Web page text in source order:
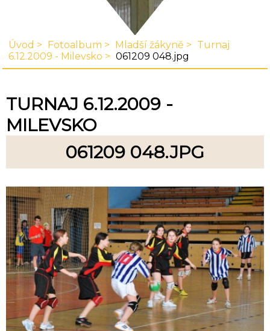
Úvod Fotoalbum Mladší žákyně
Turnaj
6.12.2009 - Milevsko
061209 048.jpg
TURNAJ 6.12.2009 -
MILEVSKO
061209 048.JPG